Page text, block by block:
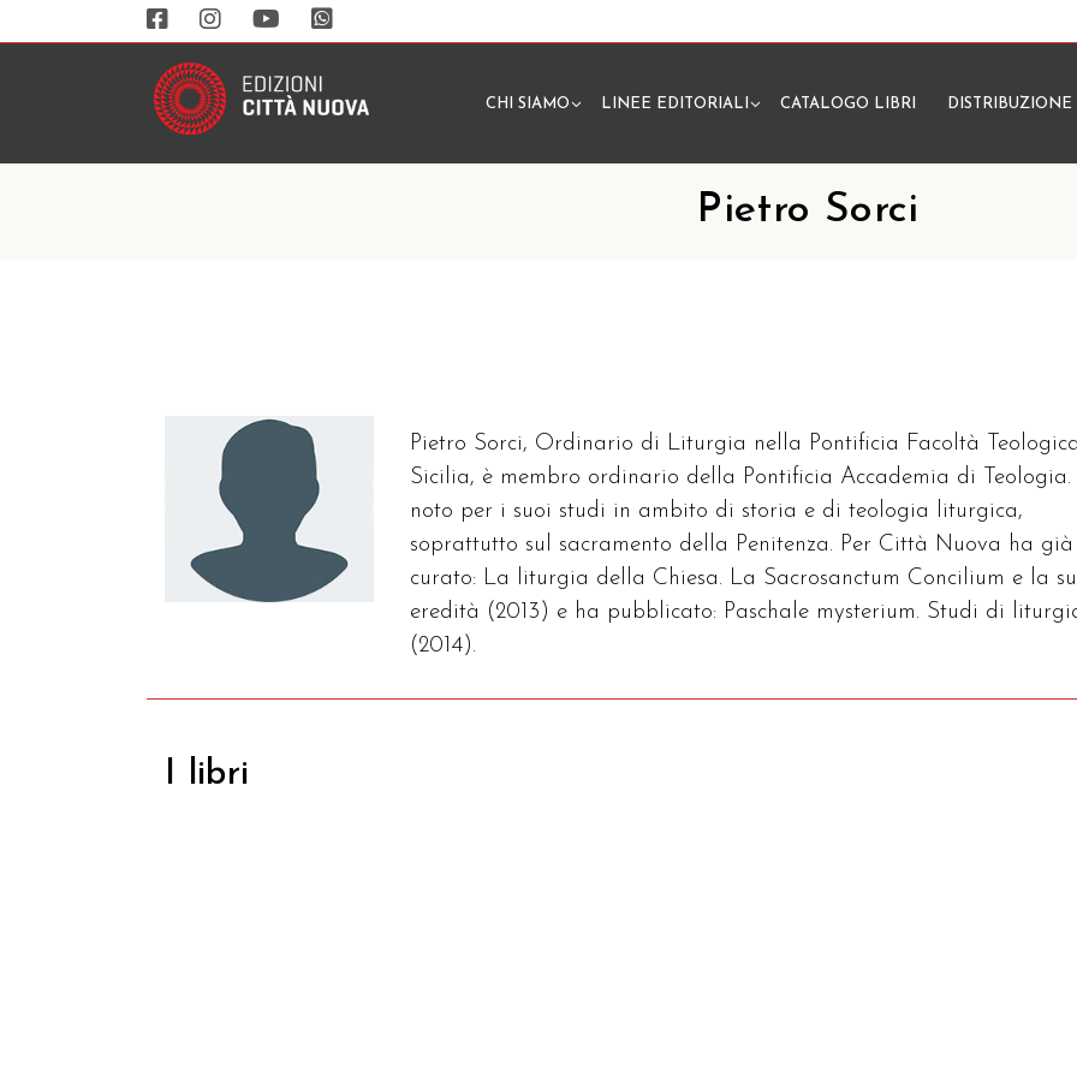
CHI SIAMO LINEE EDITORIALI CATALOGO LIBRI DISTRIBUZIONE
Pietro Sorci
Pietro Sorci, Ordinario di Liturgia nella Pontificia Facoltà
Sicilia, è membro ordinario della Pontificia Accademia di Teologia.
noto per i suoi studi in ambito di storia e di teologia liturgica,
soprattutto sul sacramento della Penitenza. Per Città Nuova ha già
curato: La liturgia della Chiesa. La Sacrosanctum Concilium e la
eredità (2013) e ha pubblicato: Paschale mysterium. Studi di
(2014).
I libri